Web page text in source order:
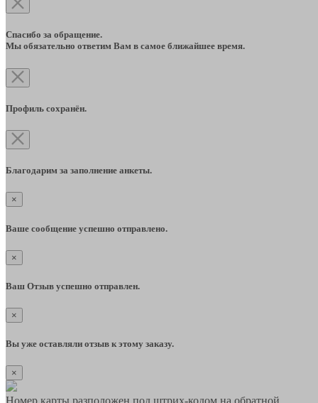
Спасибо за обращение.
Мы обязательно ответим Вам в самое ближайшее время.
Профиль сохранён.
Благодарим за заполнение анкеты.
×
Ваше сообщение успешно отправлено.
×
Ваш Отзыв успешно отправлен.
×
Вы уже оставляли отзыв к этому заказу.
×